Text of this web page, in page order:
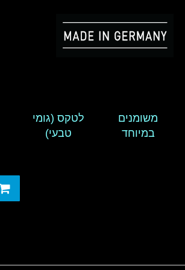
משומנים
במיוחד
לטקס (גומי
טבעי)